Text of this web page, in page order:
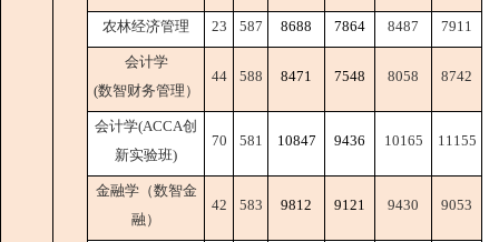
农林经济管理 23 587 8688 7864 8487 7911
会计学
(数智财务管理）
44 588 8471 7548 8058 8742
会计学(ACCA创
新实验班)
70 581 10847 9436 10165 11155
金融学（数智金
融）
42 583 9812 9121 9430 9053